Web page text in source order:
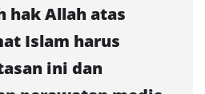
hak Allah atas
Islam harus
ini dan